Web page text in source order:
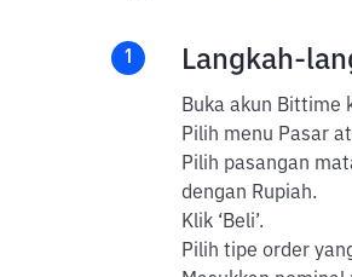
1 Langkah-
Buka akun Bittime
Pilih menu Pasar
Pilih pasangan
dengan Rupiah.
Klik ‘Beli’.
Pilih tipe order